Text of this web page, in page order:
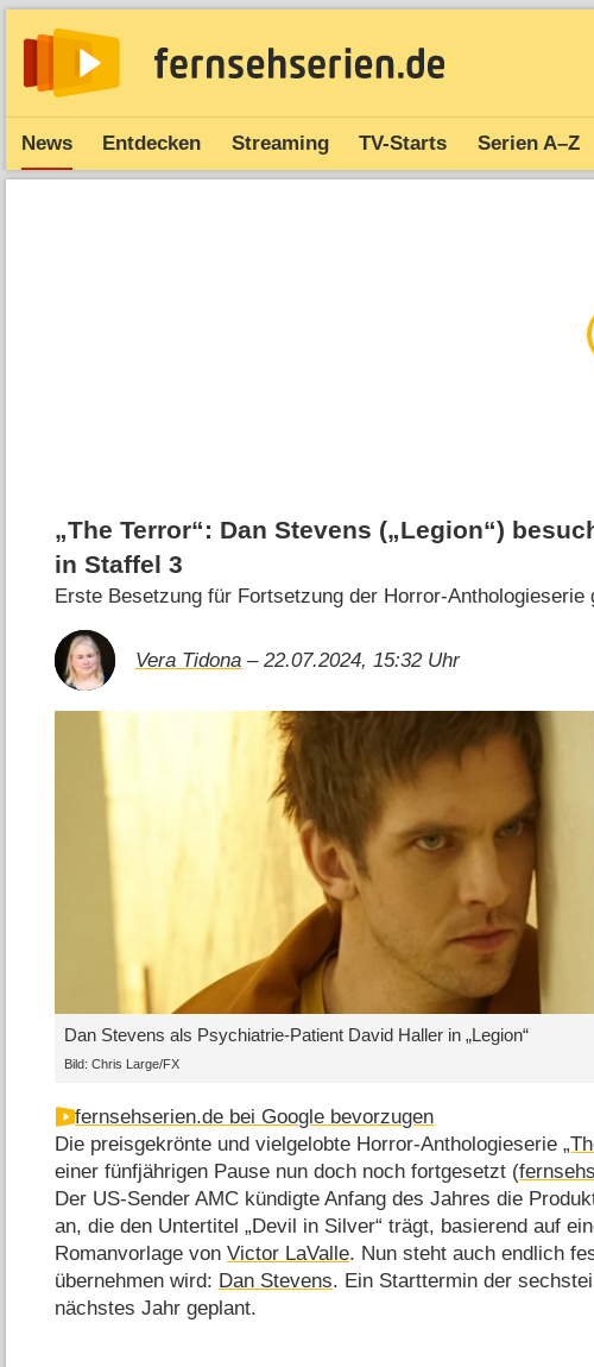
News Entdecken Streaming TV-Starts Serien A–Z
„The Terror“: Dan Stevens („Legion“)
in Staffel 3
Erste Besetzung für Fortsetzung der Horror-Anthologieserie
Vera Tidona – 22.07.2024, 15:32 Uhr
Dan Stevens als Psychiatrie-Patient David Haller in „Legion“
Bild: Chris Large/FX
fernsehserien.de bei Google bevorzugen
Die preisgekrönte und vielgelobte Horror-Anthologieserie
einer fünfjährigen Pause nun doch noch fortgesetzt (
Der US-Sender AMC kündigte Anfang des Jahres die
an, die den Untertitel „Devil in Silver“ trägt, basierend auf
Romanvorlage vonVictor LaValle. Nun steht auch endlich
übernehmen wird: Dan Stevens. Ein Starttermin der
nächstes Jahr geplant.